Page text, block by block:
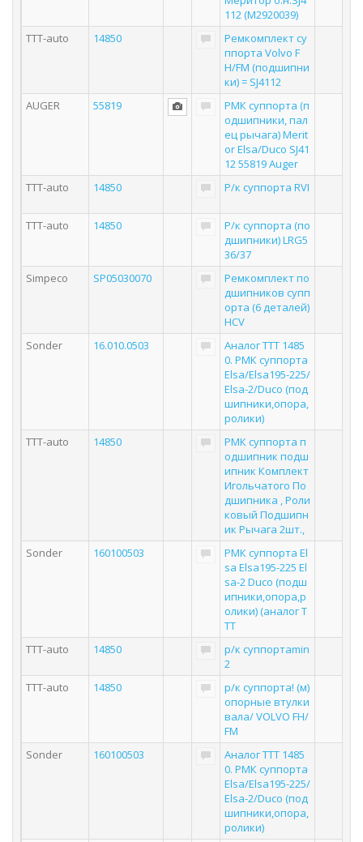
112 (M2920039)
TTT-auto
14850
Ремкомплект су
ппорта Volvo F
H/FM (подшипни
ки) = SJ4112
AUGER
55819
РМК суппорта (п
одшипники, пал
ец рычага) Merit
or Elsa/Duco SJ41
12 55819 Auger
TTT-auto
14850 Р/к суппорта RVI
TTT-auto 14850
Р/к суппорта (по
дшипники) LRG5
36/37
Simpeco
SP05030070
Ремкомплект по
дшипников супп
орта (6 деталей)
HCV
Sonder
16.010.0503
Аналог TTT 1485
0. РМК суппорта
Elsa/Elsa195-225/
Elsa-2/Duco (под
шипники,опора,
ролики)
TTT-auto
14850
РМК суппорта п
одшипник подш
ипник Комплект
Игольчатого По
дшипника , Роли
ковый Подшипн
ик Рычага 2шт.,
Sonder
160100503
РМК суппорта El
sa Elsa195-225 El
sa-2 Duco (подш
ипники,опора,р
олики) (аналог T
TT
TTT-auto
14850
р/к суппортаmin
2
TTT-auto
14850
р/к суппорта! (м)
опорные втулки
вала/ VOLVO FH/
FM
Sonder
160100503
Аналог TTT 1485
0. РМК суппорта
Elsa/Elsa195-225/
Elsa-2/Duco (под
шипники,опора,
ролики)